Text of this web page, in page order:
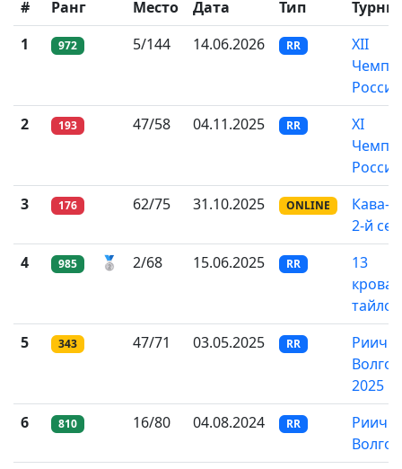
# Ранг Место Дата Тип
1
972 5/144 14.06.2026 RR
XII
России
2
193 47/58 04.11.2025 RR
XI
России
3
176 62/75 31.10.2025 ONLINE
Кава-
2-й
4
985 🥈 2/68 15.06.2025 RR
13
тайлов
5
343 47/71 03.05.2025 RR
Риичи
Волгой
2025
6
810 16/80 04.08.2024 RR
Риичи
Волгой